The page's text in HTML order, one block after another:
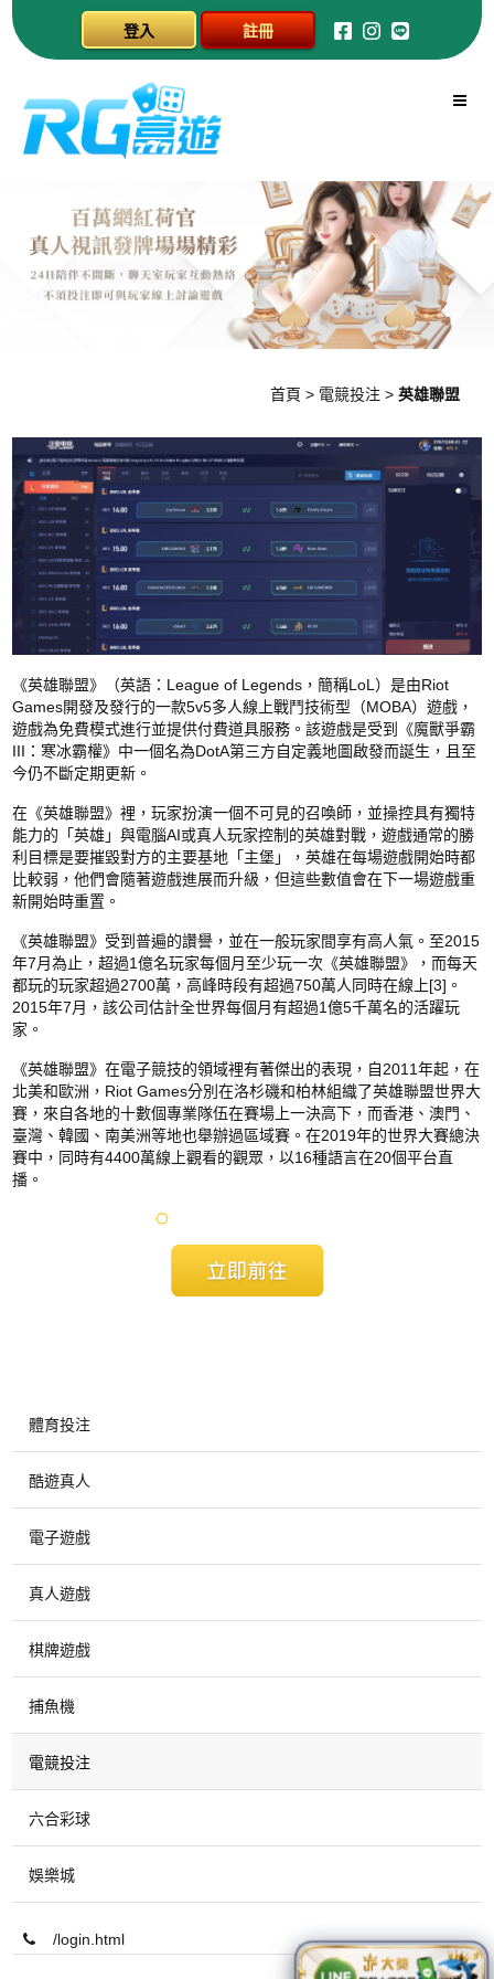
登入 註冊
首頁 > 電競投注> 英雄聯盟
《英雄聯盟》（英語：League of Legends，簡稱LoL）是由Riot
Games開發及發行的一款5v5多人線上戰鬥技術型（MOBA）遊戲，
遊戲為免費模式進行並提供付費道具服務。該遊戲是受到《魔獸爭霸
III：寒冰霸權》中一個名為DotA第三方自定義地圖啟發而誕生，且至
今仍不斷定期更新。
在《英雄聯盟》裡，玩家扮演一個不可見的召喚師，並操控具有獨特
能力的「英雄」與電腦AI或真人玩家控制的英雄對戰，遊戲通常的勝
利目標是要摧毀對方的主要基地「主堡」，英雄在每場遊戲開始時都
比較弱，他們會隨著遊戲進展而升級，但這些數值會在下一場遊戲重
新開始時重置。
《英雄聯盟》受到普遍的讚譽，並在一般玩家間享有高人氣。至2015
年7月為止，超過1億名玩家每個月至少玩一次《英雄聯盟》，而每天
都玩的玩家超過2700萬，高峰時段有超過750萬人同時在線上[3]。
2015年7月，該公司估計全世界每個月有超過1億5千萬名的活躍玩
家。
《英雄聯盟》在電子競技的領域裡有著傑出的表現，自2011年起，在
北美和歐洲，Riot Games分別在洛杉磯和柏林組織了英雄聯盟世界大
賽，來自各地的十數個專業隊伍在賽場上一決高下，而香港、澳門、
臺灣、韓國、南美洲等地也舉辦過區域賽。在2019年的世界大賽總決
賽中，同時有4400萬線上觀看的觀眾，以16種語言在20個平台直
播。
體育投注
酷遊真人
電子遊戲
真人遊戲
棋牌遊戲
捕魚機
電競投注
六合彩球
娛樂城
/login.html